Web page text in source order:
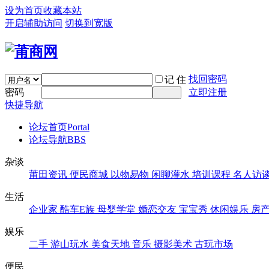
设为首页收藏本站
开启辅助访问 切换到宽版
记 住 找回密码
密码
立即注册
快捷导航
论坛首页Portal
论坛导航BBS
杂谈
莆田资讯 便民商城 以物易物 闲聊灌水 培训课程 名人访
生活
企业家 酷车E族 母婴学堂 婚恋交友 宝宝秀 休闲娱乐 房
娱乐
二手 游山玩水 美食天地 音乐 摄影美术 古玩市场
便民